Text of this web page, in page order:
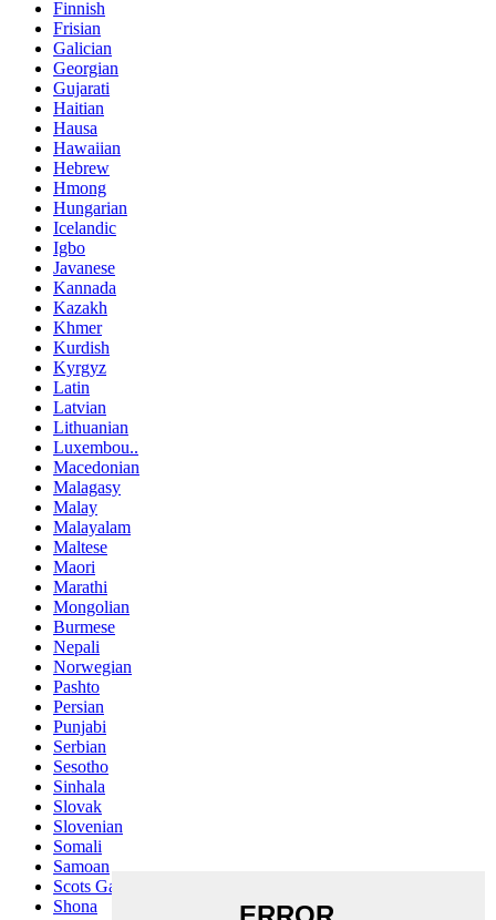
Finnish
Frisian
Galician
Georgian
Gujarati
Haitian
Hausa
Hawaiian
Hebrew
Hmong
Hungarian
Icelandic
Igbo
Javanese
Kannada
Kazakh
Khmer
Kurdish
Kyrgyz
Latin
Latvian
Lithuanian
Luxembou..
Macedonian
Malagasy
Malay
Malayalam
Maltese
Maori
Marathi
Mongolian
Burmese
Nepali
Norwegian
Pashto
Persian
Punjabi
Serbian
Sesotho
Sinhala
Slovak
Slovenian
Somali
Samoan
Scots Gaelic
Shona